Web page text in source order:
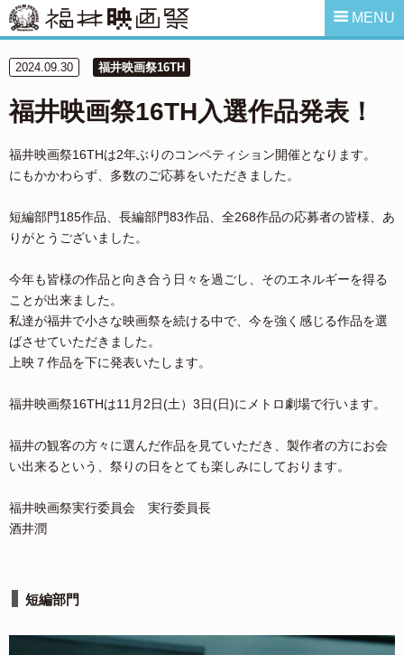
MENU
2024.09.30 福井映画祭16TH
福井映画祭16TH入選作品発表！
福井映画祭16THは2年ぶりのコンペティション開催となります。
にもかかわらず、多数のご応募をいただきました。
短編部門185作品、長編部門83作品、全268作品の応募者の皆様、あ
りがとうございました。
今年も皆様の作品と向き合う日々を過ごし、そのエネルギーを得る
ことが出来ました。
私達が福井で小さな映画祭を続ける中で、今を強く感じる作品を選
ばさせていただきました。
上映７作品を下に発表いたします。
福井映画祭16THは11月2日(土）3日(日)にメトロ劇場で行います。
福井の観客の方々に選んだ作品を見ていただき、製作者の方にお会
い出来るという、祭りの日をとても楽しみにしております。
福井映画祭実行委員会 実行委員長
酒井潤
短編部門